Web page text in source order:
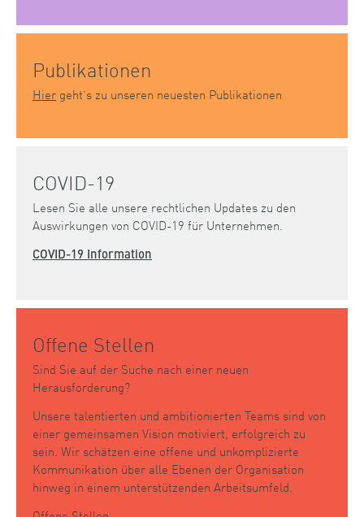
Publikationen
Hier geht’s zu unseren neuesten Publikationen
COVID-19
Lesen Sie alle unsere rechtlichen Updates zu den
Auswirkungen von COVID-19 für Unternehmen.
COVID-19 Information
Offene Stellen
Sind Sie auf der Suche nach einer neuen
Herausforderung?
Unsere talentierten und ambitionierten Teams sind von
einer gemeinsamen Vision motiviert, erfolgreich zu
sein. Wir schätzen eine offene und unkomplizierte
Kommunikation über alle Ebenen der Organisation
hinweg in einem unterstützenden Arbeitsumfeld.